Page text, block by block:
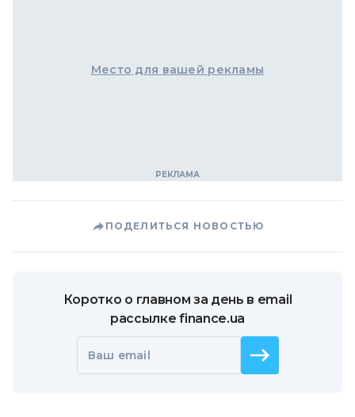
Место для вашей рекламы
ПОДЕЛИТЬСЯ НОВОСТЬЮ
Коротко о главном за день в email
рассылке finance.ua
Ваш email